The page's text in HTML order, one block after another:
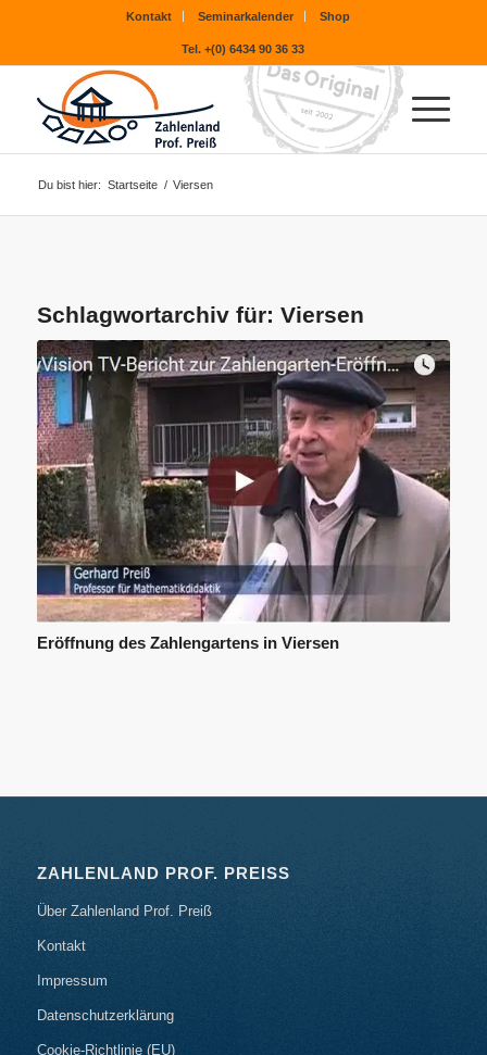
Kontakt Seminarkalender Shop
Tel. +(0) 6434 90 36 33
Du bist hier: Startseite / Viersen
Schlagwortarchiv für: Viersen
Eröffnung des Zahlengartens in Viersen
ZAHLENLAND PROF. PREISS
Über Zahlenland Prof. Preiß
Kontakt
Impressum
Datenschutzerklärung
Cookie-Richtlinie (EU)